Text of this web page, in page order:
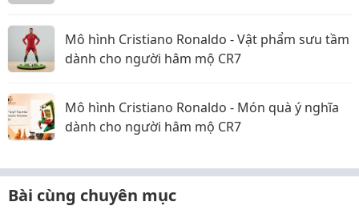
Mô hình Cristiano Ronaldo - Vật phẩm sưu tầm
dành cho người hâm mộ CR7
Mô hình Cristiano Ronaldo - Món quà ý nghĩa
dành cho người hâm mộ CR7
Bài cùng chuyên mục